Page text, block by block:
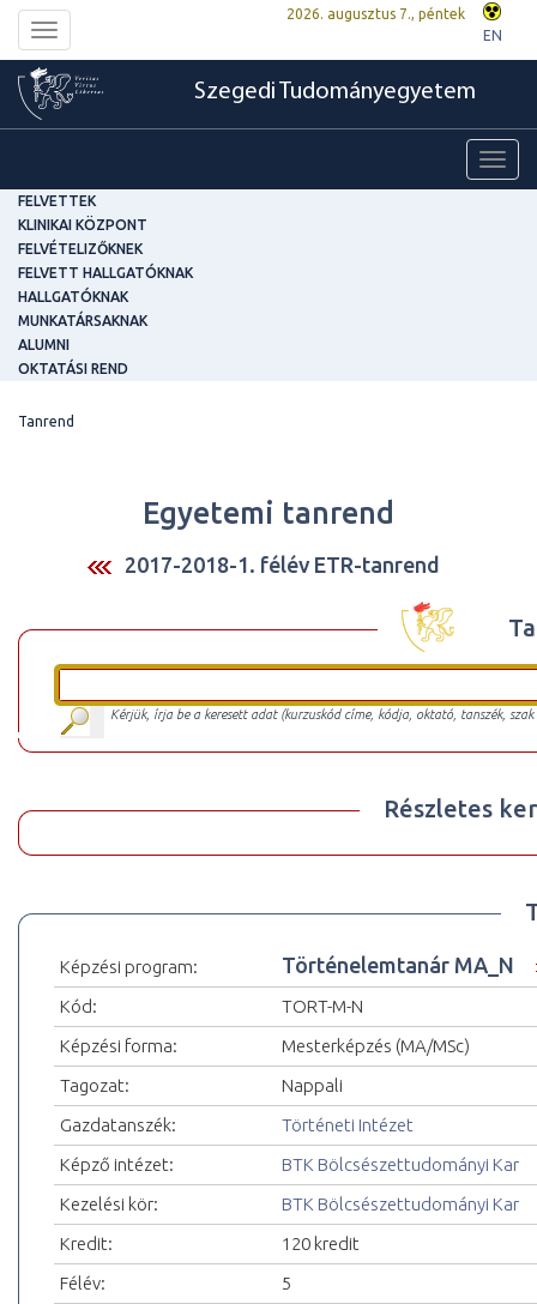
Toggle
navigation
2026. augusztus 7., péntek
EN
Szegedi Tudományegyetem
FELVETTEK
KLINIKAI KÖZPONT
FELVÉTELIZŐKNEK
FELVETT HALLGATÓKNAK
HALLGATÓKNAK
MUNKATÁRSAKNAK
ALUMNI
OKTATÁSI REND
Tanrend
Egyetemi tanrend
2017-2018-1. félév ETR-tanrend
Kérjük, írja be a keresett adat (kurzuskód címe, kódja, oktató, tanszék,
Részletes
Képzési program: Történelemtanár MA_N
Kód:
TORT-M-N
Képzési forma:
Mesterképzés (MA/MSc)
Tagozat:
Nappali
Gazdatanszék:
Történeti Intézet
Képző intézet:
BTK Bölcsészettudományi Kar
Kezelési kör:
BTK Bölcsészettudományi Kar
Kredit:
120 kredit
Félév:
5